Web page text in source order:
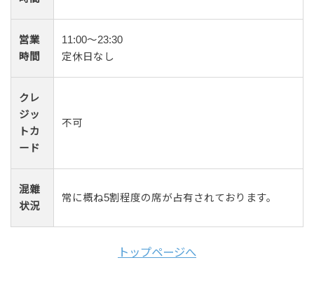
営業
時間
11:00～23:30
定休日なし
クレ
ジッ
トカ
ード
不可
混雜
状況
常に概ね5割程度の席が占有されております。
トップページへ